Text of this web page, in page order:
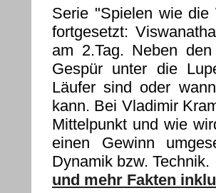
Serie "Spielen wie die
fortgesetzt:
am 2.Tag. Neben
Gespür unter die
Läufer sind oder
kann. Bei Vladimir
Mittelpunkt und wie
einen Gewinn
Dynamik bzw. Technik.
und mehr Fakten